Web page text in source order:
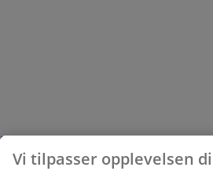
Vi tilpasser opplevelsen